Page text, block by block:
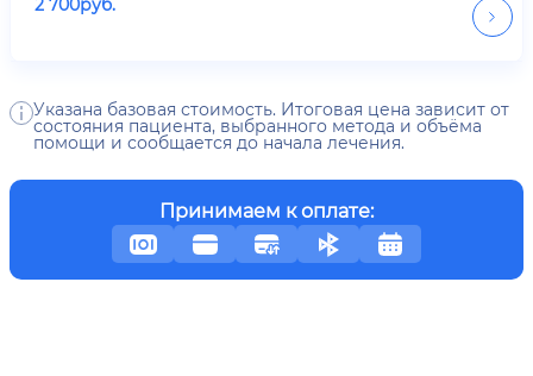
Указана базовая стоимость. Итоговая цена зависит от
состояния пациента, выбранного метода и объёма
помощи и сообщается до начала лечения.
Принимаем к оплате: